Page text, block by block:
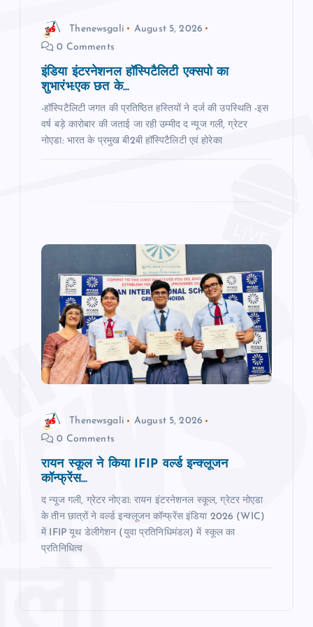
Thenewsgali
August 5, 2026
0 Comments
इंडिया इंटरनेशनल हॉस्पिटैलिटी एक्सपो का
शुभारंभ:एक छत के...
-हॉस्पिटैलिटी जगत की प्रतिष्ठित हस्तियों ने दर्ज की उपस्थिति -इस
वर्ष बड़े कारोबार की जताई जा रही उम्‍मीद द न्‍यूज गली, ग्रेटर
नोएडा: भारत के प्रमुख बी2बी हॉस्पिटैलिटी एवं होरेका
Thenewsgali
August 5, 2026
0 Comments
रायन स्‍कूल ने किया IFIP वर्ल्ड इन्क्लूजन
कॉन्फ्रेंस...
द न्‍यूज गली, ग्रेटर नोएडा: रायन इंटरनेशनल स्कूल, ग्रेटर नोएडा
के तीन छात्रों ने वर्ल्ड इन्क्लूजन कॉन्फ्रेंस इंडिया 2026 (WIC)
में IFIP यूथ डेलीगेशन (युवा प्रतिनिधिमंडल) में स्कूल का
प्रतिनिधित्व